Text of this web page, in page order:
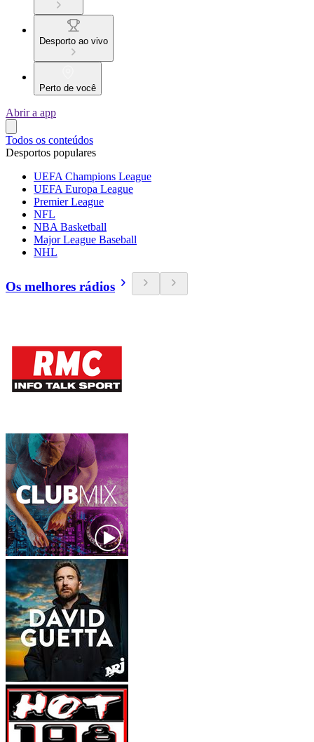
Desporto ao vivo
Perto de você
Abrir a app
Todos os conteúdos
Desportos populares
UEFA Champions League
UEFA Europa League
Premier League
NFL
NBA Basketball
Major League Baseball
NHL
Os melhores rádios